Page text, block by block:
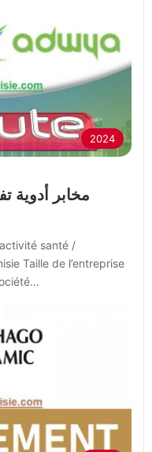
2024
مخابر أدوية
santé /
Taille de l’entreprise